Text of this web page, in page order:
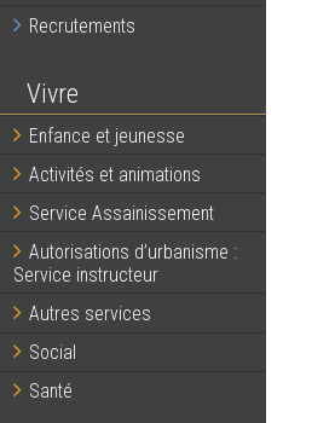
Recrutements
Vivre
Enfance et jeunesse
Activités et animations
Service Assainissement
Autorisations d’urbanisme :
Service instructeur
Autres services
Social
Santé